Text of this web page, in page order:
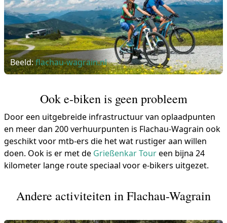
Beeld:flachau-wagrain.nl
Ook e-biken is geen probleem
Door een uitgebreide infrastructuur van oplaadpunten
en meer dan 200 verhuurpunten is Flachau-Wagrain ook
geschikt voor mtb-ers die het wat rustiger aan willen
doen. Ook is er met de Grießenkar Toureen bijna 24
kilometer lange route speciaal voor e-bikers uitgezet.
Andere activiteiten in Flachau-Wagrain